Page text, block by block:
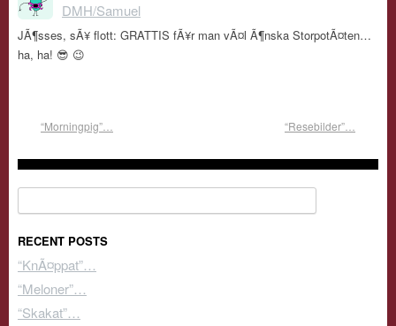
DMH/Samuel
JÃ¶sses, sÃ¥ flott: GRATTIS fÃ¥r man vÃ¤l Ã¶nska StorpotÃ¤ten…
ha, ha! 😎 😉
“Morningpig”… “Resebilder”…
RECENT POSTS
“KnÃ¤ppat”…
“Meloner”…
“Skakat”…